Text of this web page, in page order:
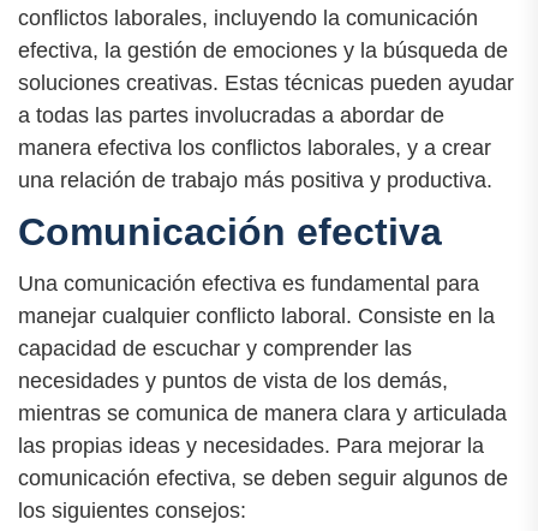
conflictos laborales, incluyendo la comunicación
efectiva, la gestión de emociones y la búsqueda de
soluciones creativas. Estas técnicas pueden ayudar
a todas las partes involucradas a abordar de
manera efectiva los conflictos laborales, y a crear
una relación de trabajo más positiva y productiva.
Comunicación efectiva
Una comunicación efectiva es fundamental para
manejar cualquier conflicto laboral. Consiste en la
capacidad de escuchar y comprender las
necesidades y puntos de vista de los demás,
mientras se comunica de manera clara y articulada
las propias ideas y necesidades. Para mejorar la
comunicación efectiva, se deben seguir algunos de
los siguientes consejos: